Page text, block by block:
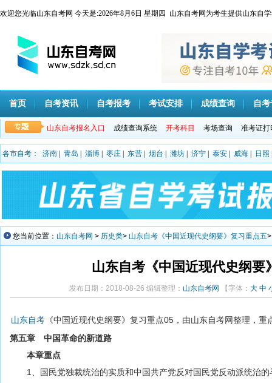
欢迎您光临山东自考网 今天是:2026年8月6日 星期四 山东自考网为考生提供山东自
首页 自考资讯 自考报考 考试安排 成绩查询 自
山东自考报名入口 成绩查询系统 开考科目 考场查询 准考证打
各市自考： 济南 青岛 淄博 枣庄 东营 烟台 潍坊 济宁 泰安 威海 日照
您当前位置： 山东自考网 > 历史类> 山东自考《中国近现代史纲要》复习重点五
山东自考《中国近现代史纲要
发布日期：2018-08-26 编辑整理： 山东自考网 【字体： 大 中
山东自考 《中国近现代史纲要》复习重点05，由山东自考网整理，
第五章 中国革命的新道路
本章重点
1、国民党独裁统治的实质和中国共产党反对国民党反动派统治的